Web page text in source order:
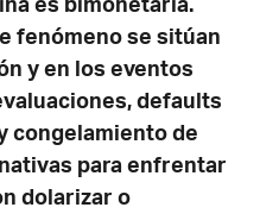
es bimonetaria.
fenómeno se sitúan
y en los eventos
defaults
congelamiento de
para enfrentar
dolarizar o